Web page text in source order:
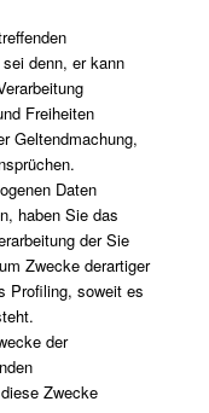
denn, er kann
Freiheiten
Geltendmachung,
Daten
haben Sie das
der Sie
Zwecke derartiger
Profiling, soweit es
der
Zwecke